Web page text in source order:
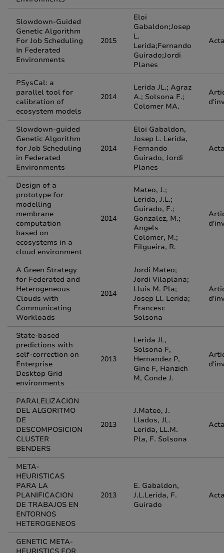
Slowdown-Guided
Genetic Algorithm
For Job Scheduling
In Federated
Environments
2015
Eloi
Gabaldon;Josep
L.
Lerida;Fernando
Guirado;Jordi
Planes
PSysCal: a
parallel tool for
calibration of
ecosystem models
2014
Lerida JL.; Agraz
A.; Solsona F.;
Colomer MA.
Slowdown-guided
Genetic Algorithm
for Job Scheduling
in Federated
Environments
2014
Eloi Gabaldon,
Josep L. Lerida,
Fernando
Guirado, Jordi
Planes
Design of a
prototype for
modelling
membrane
computation
based on
ecosystems in a
cloud environment
2014
Mateo, J.;
Lerida, J.L.;
Guirado, F.;
Gonzalez, M.;
Angels
Colomer, M.;
Filgueira, R.
A Green Strategy
for Federated and
Heterogeneous
Clouds with
Communicating
Workloads
2014
Jordi Mateo;
Jordi Vilaplana;
Lluis M. Pla;
Josep Ll. Lerida;
Francesc
Solsona
State-based
predictions with
self-correction on
Enterprise
Desktop Grid
environments
2013
Lerida JL,
Solsona F,
Hernandez P,
Gine F, Hanzich
M, Conde J.
PARALELIZACION
DEL ALGORITMO
DE
DESCOMPOSICION
CLUSTER
BENDERS
2013
J.Mateo, J.
Llados, JL.
Lerida, LL.M.
Pla, F. Solsona
META-
HEURISTICAS
PARA LA
PLANIFICACION
DE TRABAJOS EN
ENTORNOS
HETEROGENEOS
2013
E. Gabaldon,
J.L.Lerida, F.
Guirado
GENETIC META-